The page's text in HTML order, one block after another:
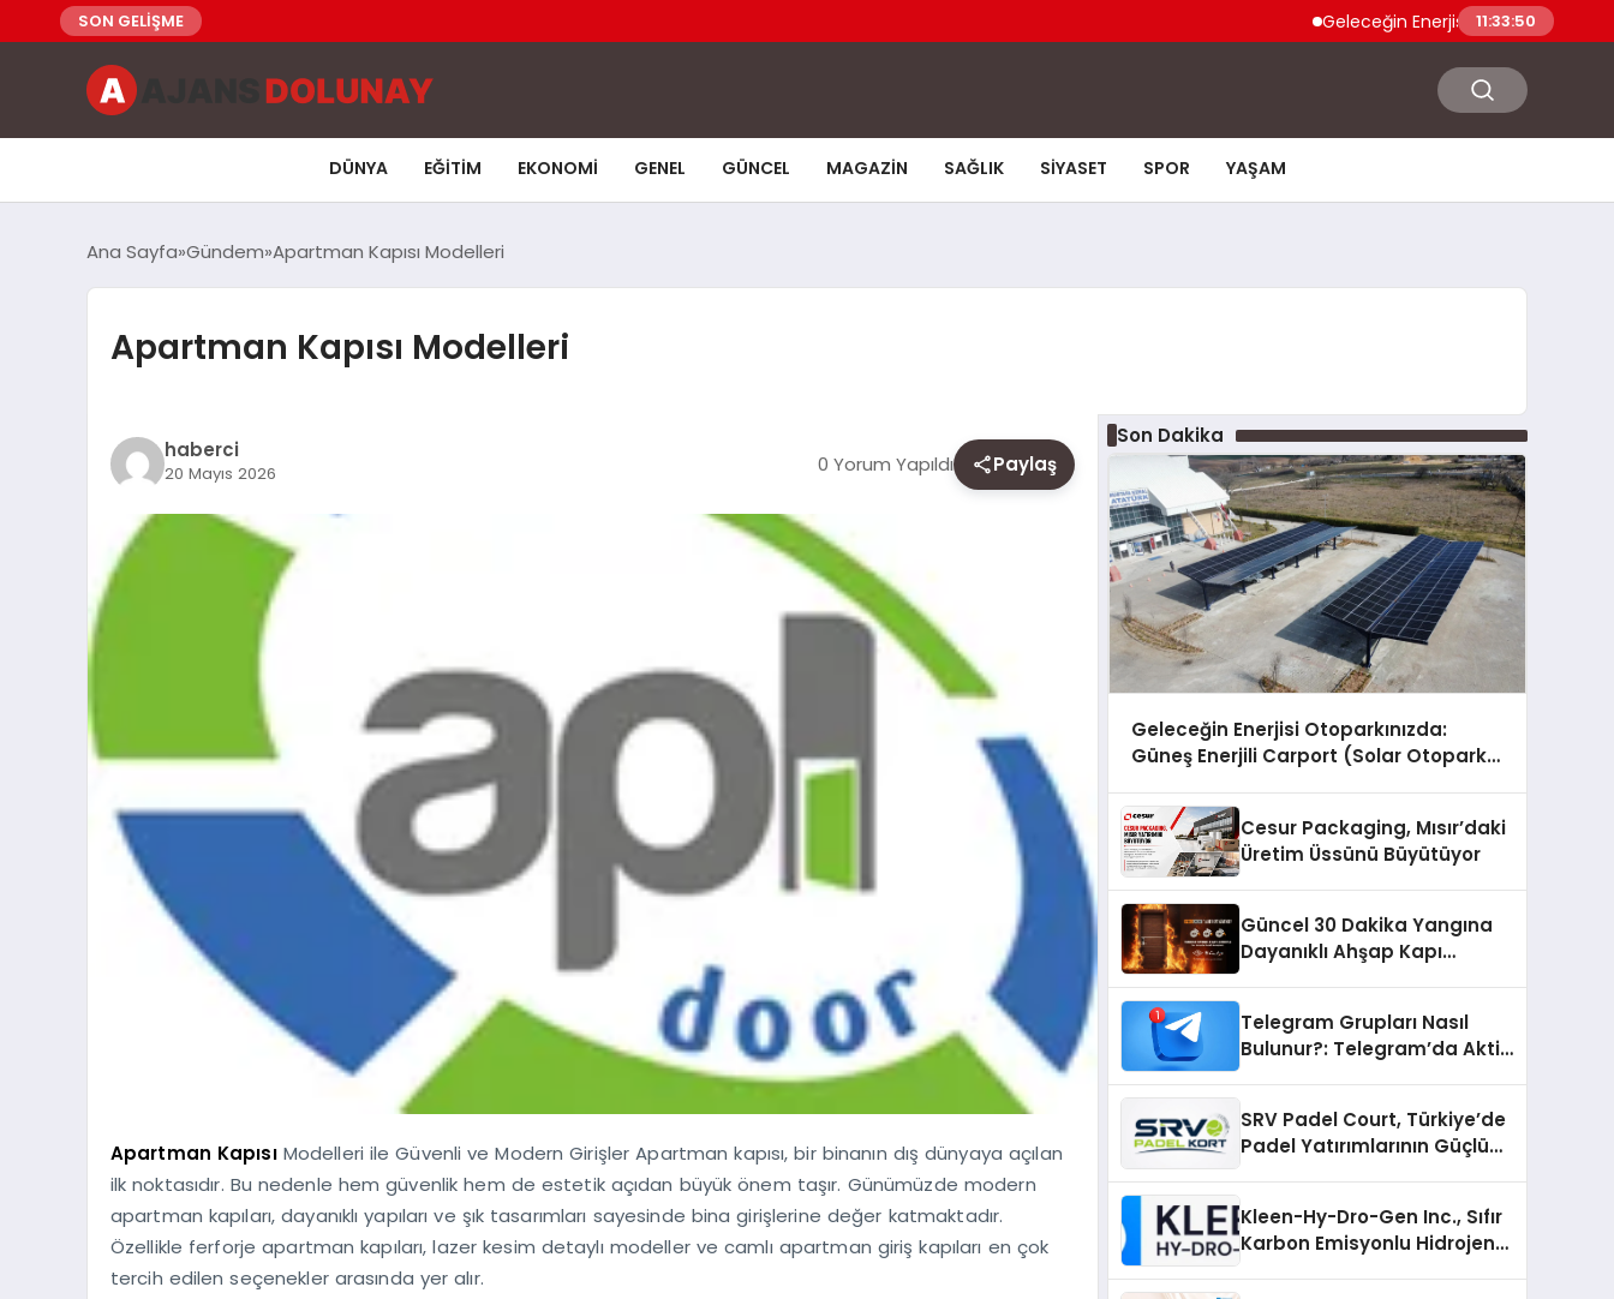
SON GELİŞME Geleceğin Enerjisi Otoparkınızda:
11:33:51
DÜNYA EĞITIM EKONOMI GENEL GÜNCEL MAGAZIN SAĞLIK SIYASET SPOR YAŞAM
Ana Sayfa Gündem Apartman Kapısı Modelleri
Apartman Kapısı Modelleri
haberci
20 Mayıs 2026 0 Yorum Yapıldı Paylaş
Apartman KapısıModelleri ile Güvenli ve Modern Girişler Apartman kapısı, bir binanın dış dünyaya açılan
ilk noktasıdır. Bu nedenle hem güvenlik hem de estetik açıdan büyük önem taşır. Günümüzde modern
apartman kapıları, dayanıklı yapıları ve şık tasarımları sayesinde bina girişlerine değer katmaktadır.
Özellikle ferforje apartman kapıları, lazer kesim detaylı modeller ve camlı apartman giriş kapıları en çok
tercih edilen seçenekler arasında yer alır.
Son Dakika
Geleceğin Enerjisi Otoparkınızda:
Güneş Enerjili Carport (Solar Otopark)
Cesur Packaging, Mısır’daki
Üretim Üssünü Büyütüyor
Güncel 30 Dakika Yangına
Dayanıklı Ahşap Kapı
Telegram Grupları Nasıl
Bulunur?: Telegram’da Aktif
SRV Padel Court, Türkiye’de
Padel Yatırımlarının Güçlü
Kleen-Hy-Dro-Gen Inc., Sıfır
Karbon Emisyonlu Hidrojen